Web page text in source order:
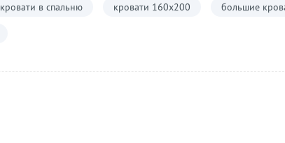
кровати в спальню кровати 160х200 большие